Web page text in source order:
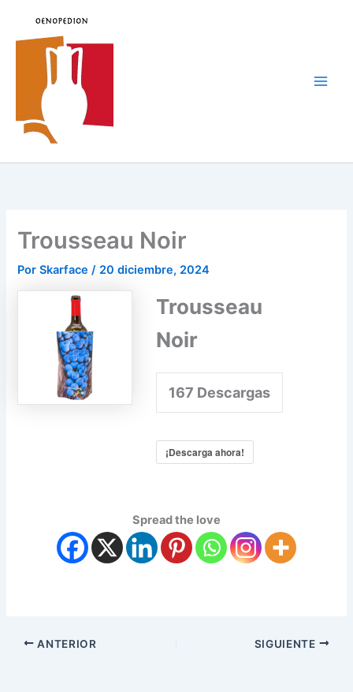
contenido
Trousseau Noir
PorSkarface/ 20 diciembre, 2024
Trousseau
Noir
167 Descargas
¡Descarga ahora!
Spread the love
ANTERIOR SIGUIENTE